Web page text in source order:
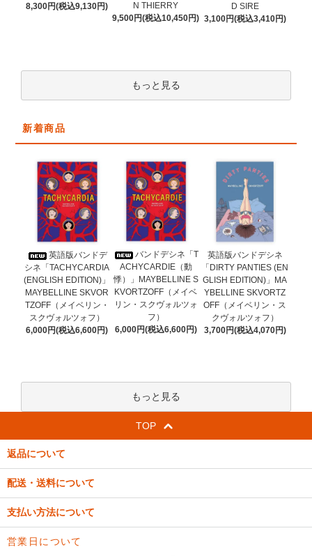
8,300円(税込9,130円)
N THIERRY
9,500円(税込10,450円)
D SIRE
3,100円(税込3,410円)
もっと見る
新着商品
英語版バンドデ
シネ「TACHYCARDIA
(ENGLISH EDITION)」
MAYBELLINE SKVOR
TZOFF（メイベリン・
スクヴォルツォフ）
6,000円(税込6,600円)
バンドデシネ「T
ACHYCARDIE（動
悸）」MAYBELLINE S
KVORTZOFF（メイベ
リン・スクヴォルツォ
フ）
6,000円(税込6,600円)
英語版バンドデシネ
「DIRTY PANTIES (EN
GLISH EDITION)」MA
YBELLINE SKVORTZ
OFF（メイベリン・ス
クヴォルツォフ）
3,700円(税込4,070円)
もっと見る
TOP
返品について
配送・送料について
支払い方法について
営業日について